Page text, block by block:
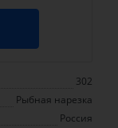
302
Рыбная нарезка
Россия